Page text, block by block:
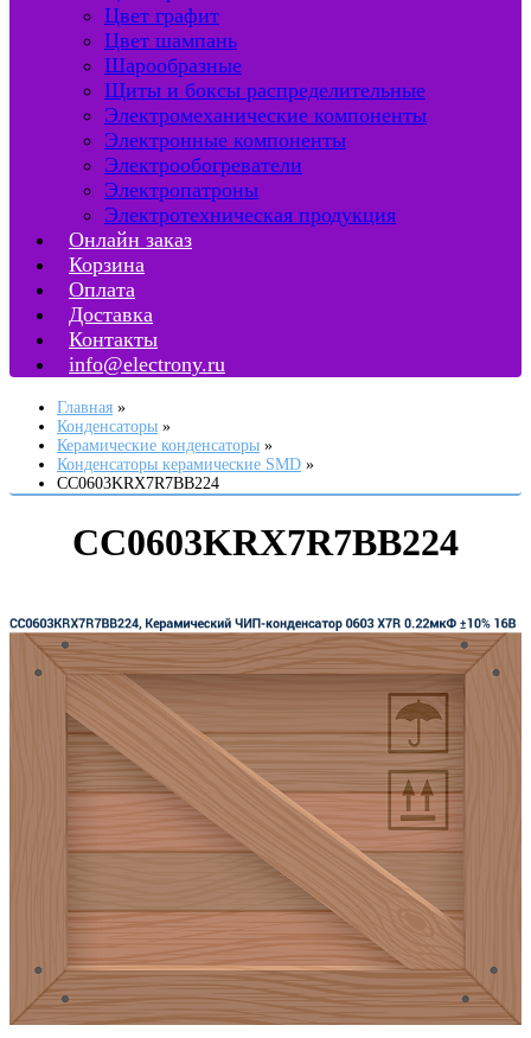
Цвет графит
Цвет шампань
Шарообразные
Щиты и боксы распределительные
Электромеханические компоненты
Электронные компоненты
Электрообогреватели
Электропатроны
Электротехническая продукция
Онлайн заказ
Корзина
Оплата
Доставка
Контакты
info@electrony.ru
Главная
Конденсаторы
Керамические конденсаторы
Конденсаторы керамические SMD
CC0603KRX7R7BB224
CC0603KRX7R7BB224